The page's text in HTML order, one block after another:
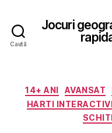
Caută
Jocuri
14+ ANI AVANSAT
HARTI